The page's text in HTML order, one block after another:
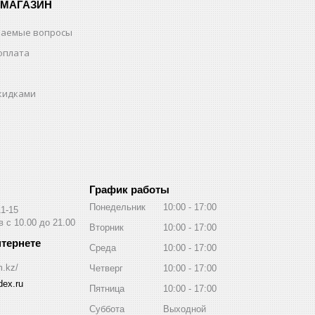
вопросы
15
с 10.00 до 21.00
График работы
Понедельник 10:00
17:00
Вторник
10:00
17:00
Среда
10:00
17:00
Четверг
10:00
17:00
Пятница
10:00
17:00
Суббота
Выходной